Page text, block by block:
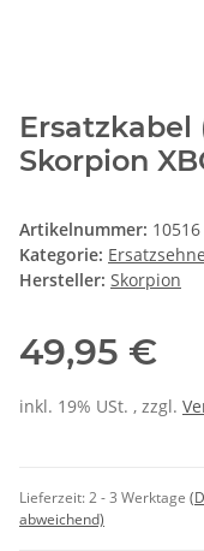
Ersatzkabel
Skorpion
Artikelnummer: 10516
Kategorie:
Hersteller: Skorpion
49,95 €
inkl. 19% USt. , zzgl.
Lieferzeit:2 - 3 Werktage
abweichend)